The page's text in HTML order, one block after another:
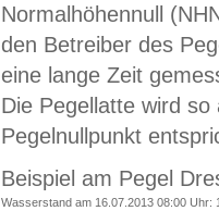
Normalhöhennull
den Betreiber des
eine lange Zeit
Die Pegellatte wird
Pegelnullpunkt
Beispiel am Pegel
Wasserstand am 16.07.2013 08:00 Uhr: